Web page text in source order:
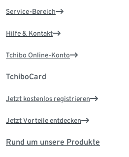
Service-Bereich
Hilfe & Kontakt
Tchibo Online-Konto
TchiboCard
Jetzt kostenlos registrieren
Jetzt Vorteile entdecken
Rund um unsere Produkte